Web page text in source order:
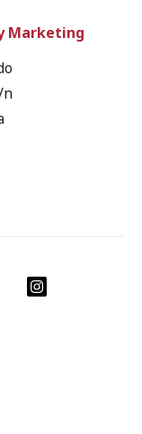
LinkedIn
Marketing
n